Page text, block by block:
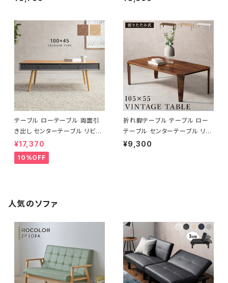
テーブル ローテーブル 両面引
き出し センターテーブル リビン
グテーブル 天然木 幅100
¥17,370
10%OFF
折れ脚テーブル テーブル ロー
テーブル センターテーブル リビ
ングテーブル 幅105
¥9,300
人気のソファ